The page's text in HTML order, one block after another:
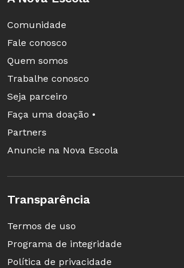
Comunidade
Fale conosco
Quem somos
Trabalhe conosco
Seja parceiro
Faça uma doação •
Partners
Anuncie na Nova Escola
Transparência
Termos de uso
Programa de integridade
Política de privacidade